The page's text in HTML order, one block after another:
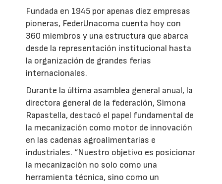
Fundada en 1945 por apenas diez empresas
pioneras, FederUnacoma cuenta hoy con
360 miembros y una estructura que abarca
desde la representación institucional hasta
la organización de grandes ferias
internacionales.
Durante la última asamblea general anual, la
directora general de la federación, Simona
Rapastella, destacó el papel fundamental de
la mecanización como motor de innovación
en las cadenas agroalimentarias e
industriales. “Nuestro objetivo es posicionar
la mecanización no solo como una
herramienta técnica, sino como un